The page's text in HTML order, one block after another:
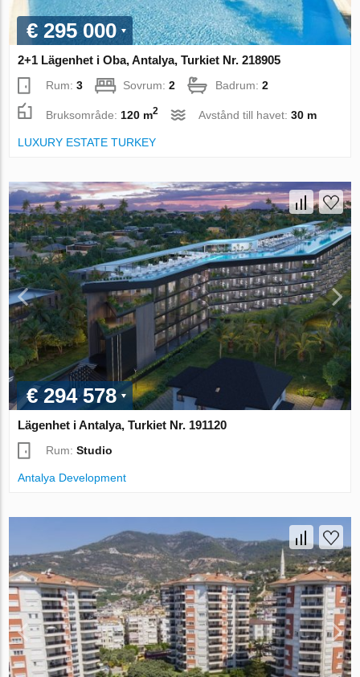
€ 295 000
2+1 Lägenhet i Oba, Antalya, Turkiet Nr. 218905
Rum:3 Sovrum:2 Badrum:2
Bruksområde: 120 m2 Avstånd till havet:30 m
LUXURY ESTATE TURKEY
€ 294 578
Lägenhet i Antalya, Turkiet Nr. 191120
Rum:Studio
Antalya Development